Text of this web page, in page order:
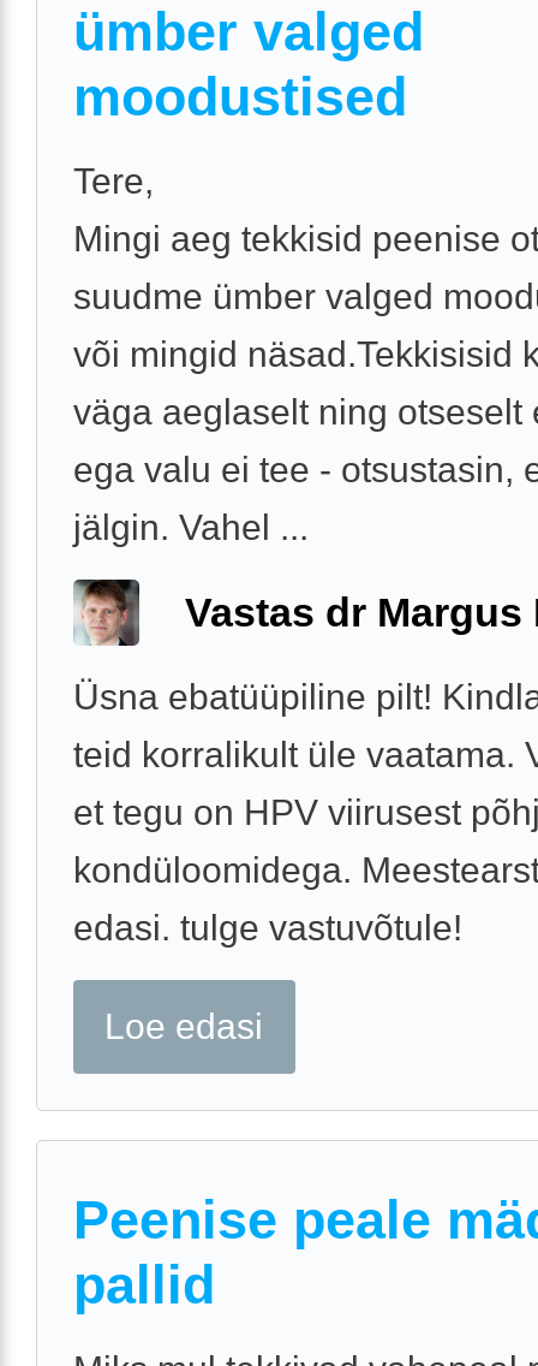
ümber valged
moodustised
Tere,
Mingi aeg tekkisid peenise
suudme ümber valged
või mingid näsad.Tekkisisid
väga aeglaselt ning otseselt
ega valu ei tee - otsustasin,
jälgin. Vahel ...
Vastas dr Margus
Üsna ebatüüpiline pilt!
teid korralikult üle vaatama.
et tegu on HPV viirusest
kondüloomidega.
edasi. tulge vastuvõtule!
Loe edasi
Peenise peale
pallid